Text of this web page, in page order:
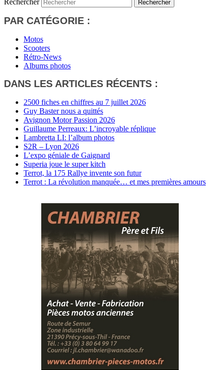
PAR CATÉGORIE :
Motos
Scooters
Rétro-News
Albums photos
DANS LES ARTICLES RÉCENTS :
2500 fiches en chiffres au 7 juillet 2026
Guy Baster nous a quittés
Avignon Motor Passion 2026
Guillaume Perreaux: L’incroyable réplique
Lambretta LI: l’album photos
S2R – Lyon 2026
L’expo géniale de Gaignard
Superia joue le super kitch
Terrot, la 175 Rallye invente son futur
Terrot : La révolution manquée… et mes premières amours